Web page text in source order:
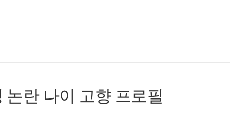
논란 나이 고향 프로필